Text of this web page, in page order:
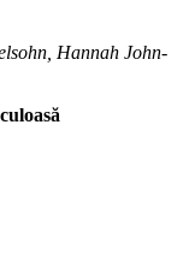
Hannah John-